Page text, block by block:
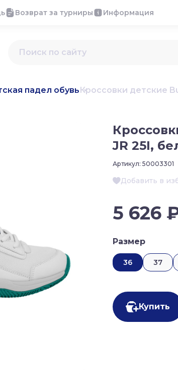
Возврат за турниры Информация
падел обувьКроссовки детские
JR 25I,
Артикул: 50003301
Добавить в
5 626
Размер
36 37
Купить